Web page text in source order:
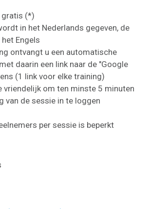
gratis (*)
in het Nederlands gegeven, de
Engels
ontvangt u een automatische
daarin een link naar de "Google
(1 link voor elke training)
vriendelijk om ten minste 5 minuten
van de sessie in te loggen
per sessie is beperkt